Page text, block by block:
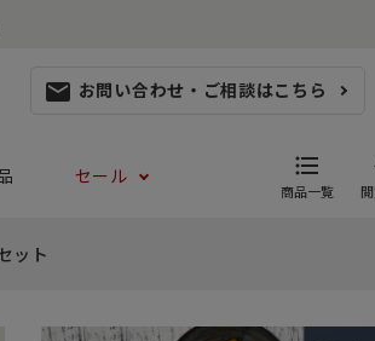
mail お問い合わせ・ご相談はこちら
- マグカップ
- 有料ラッピング
セール format_list_bulleted
商品一覧
ット